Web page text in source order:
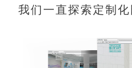
我们一直探索定制